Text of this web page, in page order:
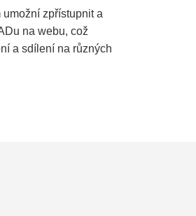
zpřístupnit a
na webu, což
a sdílení na různých